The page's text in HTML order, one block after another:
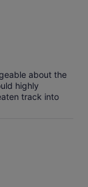
about the
highly
track into